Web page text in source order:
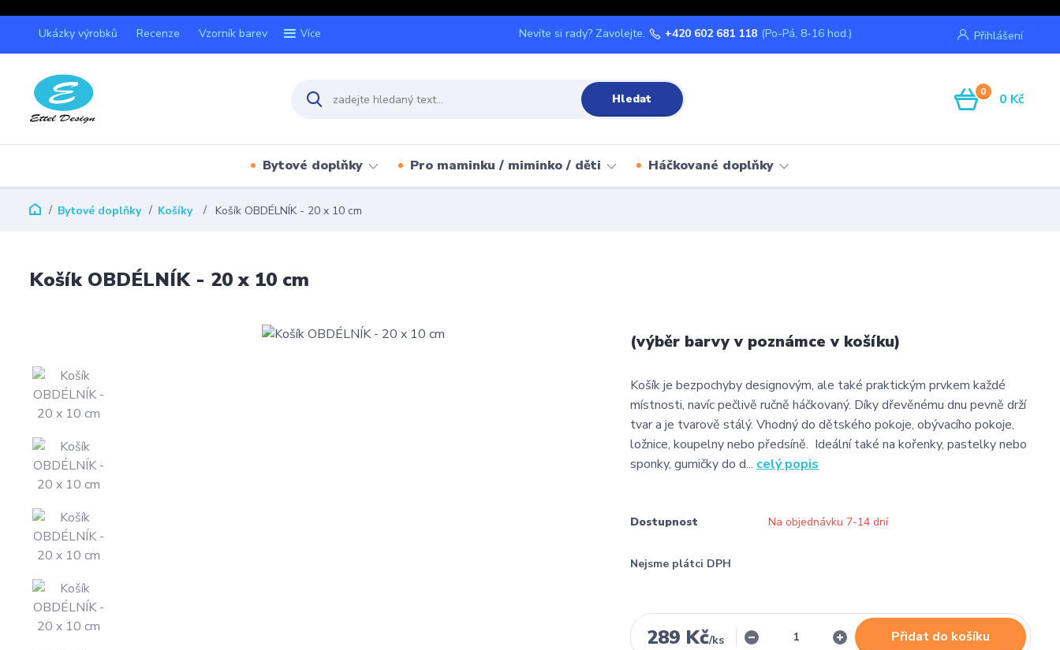
Ukázky výrobků Recenze Vzorník barev Více Přihlášení
Hledat
Nevíte si rady? Zavolejte. +420 602 681 118 (Po-Pá, 8-16 hod.)
0 0 Kč
Bytové doplňky Pro maminku / miminko / děti Háčkované doplňky
Bytové doplňky Košíky Košík OBDÉLNÍK - 20 x 10 cm
Košík OBDÉLNÍK - 20 x 10 cm
(výběr barvy v poznámce v košíku)
Košík je bezpochyby designovým, ale také praktickým prvkem každé
místnosti, navíc pečlivě ručně háčkovaný. Díky dřevěnému dnu pevně drží
tvar a je tvarově stálý. Vhodný do dětského pokoje, obývacího pokoje,
ložnice, koupelny nebo předsíně. Ideální také na kořenky, pastelky nebo
sponky, gumičky do d... celý popis
Dostupnost Na objednávku 7-14 dní
Nejsme plátci DPH
289 Kč/ks Přidat do košíku